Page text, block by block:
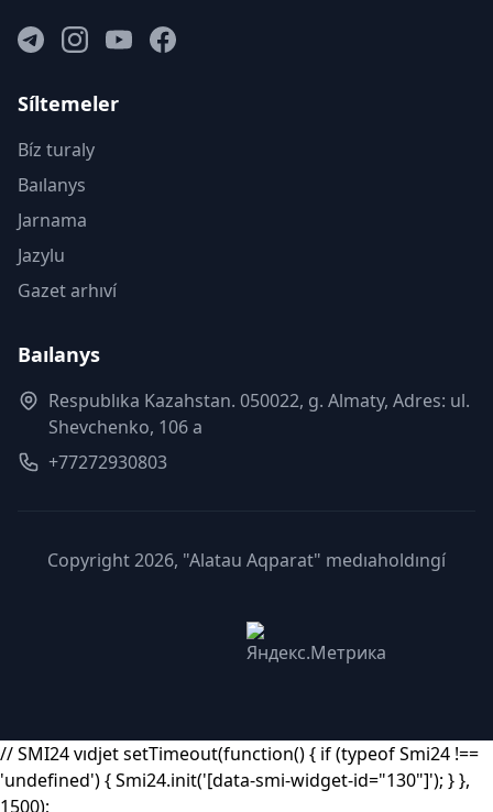
Síltemeler
Bíz turaly
Baılanys
Jarnama
Jazylu
Gazet arhıví
Baılanys
Respublıka Kazahstan. 050022, g. Almaty, Adres: ul.
Shevchenko, 106 a
+77272930803
Copyright 2026, "Alatau Aqparat" medıaholdıngí
// SMI24 vıdjet setTimeout(function() { if (typeof Smi24 !==
'undefined') { Smi24.init('[data-smi-widget-id="130"]'); } },
1500);